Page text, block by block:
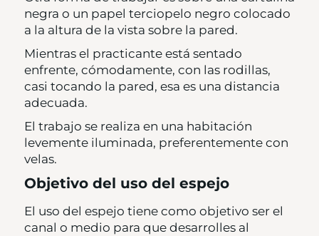
negra o un papel terciopelo negro colocado
a la altura de la vista sobre la pared.
Mientras el practicante está sentado
enfrente, cómodamente, con las rodillas,
casi tocando la pared, esa es una distancia
adecuada.
El trabajo se realiza en una habitación
levemente iluminada, preferentemente con
velas.
Objetivo del uso del espejo
El uso del espejo tiene como objetivo ser el
canal o medio para que desarrolles al